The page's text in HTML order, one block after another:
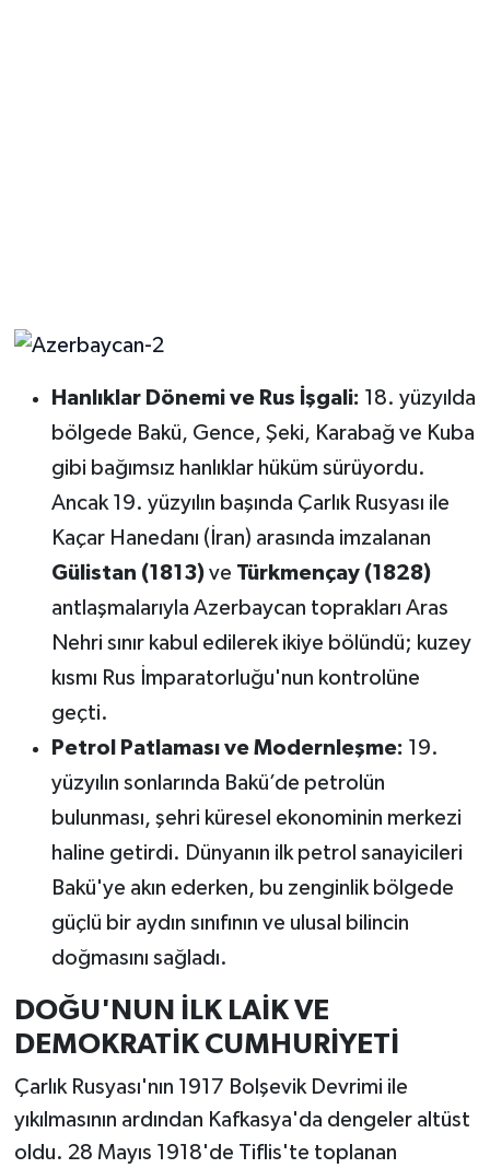
Hanlıklar Dönemi ve Rus İşgali: 18. yüzyılda
bölgede Bakü, Gence, Şeki, Karabağ ve Kuba
gibi bağımsız hanlıklar hüküm sürüyordu.
Ancak 19. yüzyılın başında Çarlık Rusyası ile
Kaçar Hanedanı (İran) arasında imzalanan
Gülistan (1813)ve Türkmençay (1828)
antlaşmalarıyla Azerbaycan toprakları Aras
Nehri sınır kabul edilerek ikiye bölündü; kuzey
kısmı Rus İmparatorluğu'nun kontrolüne
geçti.
Petrol Patlaması ve Modernleşme: 19.
yüzyılın sonlarında Bakü’de petrolün
bulunması, şehri küresel ekonominin merkezi
haline getirdi. Dünyanın ilk petrol sanayicileri
Bakü'ye akın ederken, bu zenginlik bölgede
güçlü bir aydın sınıfının ve ulusal bilincin
doğmasını sağladı.
DOĞU'NUN İLK LAİK VE
DEMOKRATİK CUMHURİYETİ
Çarlık Rusyası'nın 1917 Bolşevik Devrimi ile
yıkılmasının ardından Kafkasya'da dengeler altüst
oldu. 28 Mayıs 1918'de Tiflis'te toplanan